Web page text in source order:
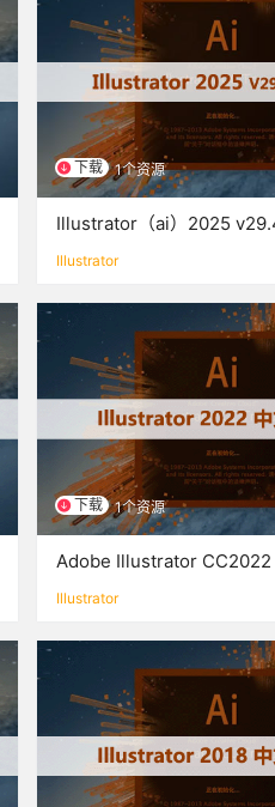
下载 1个资源
Illustrator（ai）2025
Illustrator
下载 1个资源
Adobe Illustrator CC2022
Illustrator